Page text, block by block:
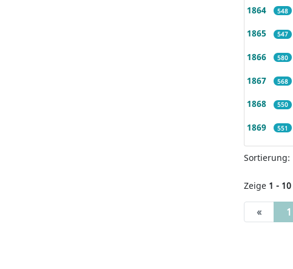
1864 548
1865 547
1866 580
1867 568
1868 550
1869 551
Sortierung:
Zeige 1 - 10
« 1